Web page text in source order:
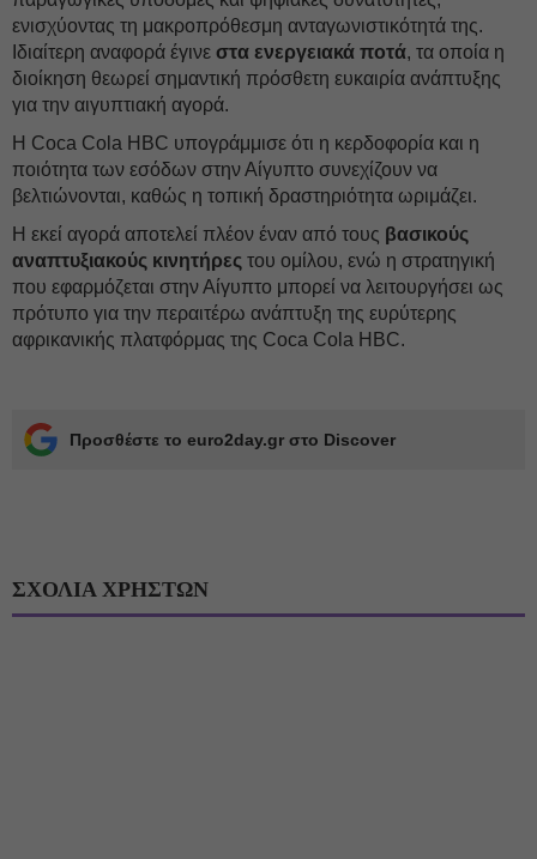
ενισχύοντας τη μακροπρόθεσμη ανταγωνιστικότητά της.
Ιδιαίτερη αναφορά έγινε στα ενεργειακά ποτά, τα οποία η
διοίκηση θεωρεί σημαντική πρόσθετη ευκαιρία ανάπτυξης
για την αιγυπτιακή αγορά.
Η Cοca Cola HBC υπογράμμισε ότι η κερδοφορία και η
ποιότητα των εσόδων στην Αίγυπτο συνεχίζουν να
βελτιώνονται, καθώς η τοπική δραστηριότητα ωριμάζει.
Η εκεί αγορά αποτελεί πλέον έναν από τους βασικούς
αναπτυξιακούς κινητήρες του ομίλου, ενώ η στρατηγική
που εφαρμόζεται στην Αίγυπτο μπορεί να λειτουργήσει ως
πρότυπο για την περαιτέρω ανάπτυξη της ευρύτερης
αφρικανικής πλατφόρμας της Cοca Cola HBC.
Προσθέστε το euro2day.gr στο Discover
ΣΧΟΛΙΑ ΧΡΗΣΤΩΝ